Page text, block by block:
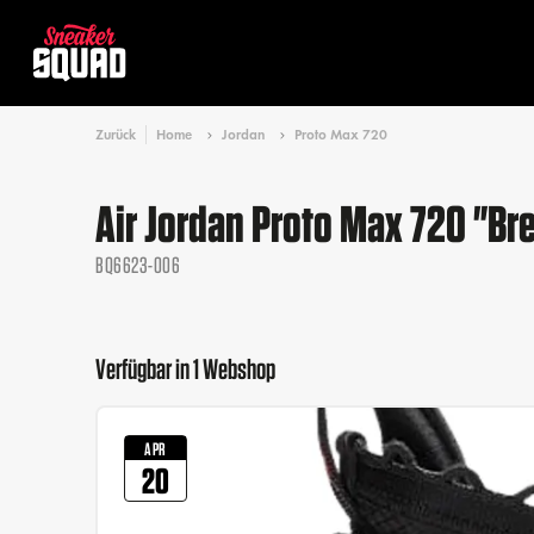
Zurück Home Jordan Proto Max 720
Air Jordan Proto Max 720
BQ6623-006
Verfügbar in 1 Webshop
APR
20